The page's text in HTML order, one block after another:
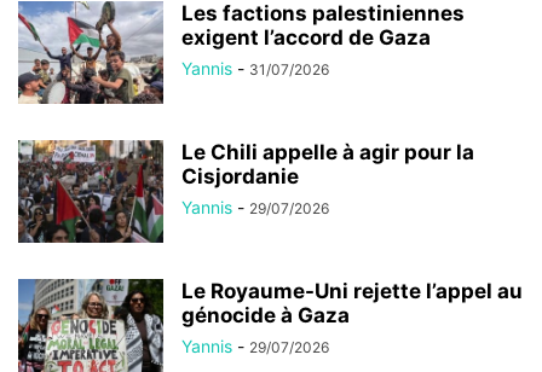
Les factions palestiniennes
exigent l’accord de Gaza
Yannis - 31/07/2026
Le Chili appelle à agir pour la
Cisjordanie
Yannis - 29/07/2026
Le Royaume-Uni rejette l’appel au
génocide à Gaza
Yannis - 29/07/2026